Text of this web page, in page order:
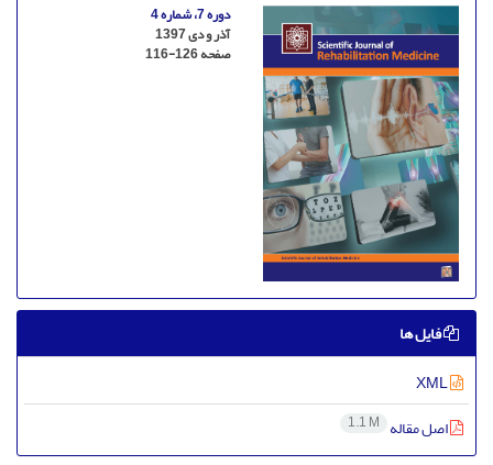
دوره 7، شماره 4
آذر و دی 1397
صفحه116-126
فایل ها
اصل مقاله 1.1 M